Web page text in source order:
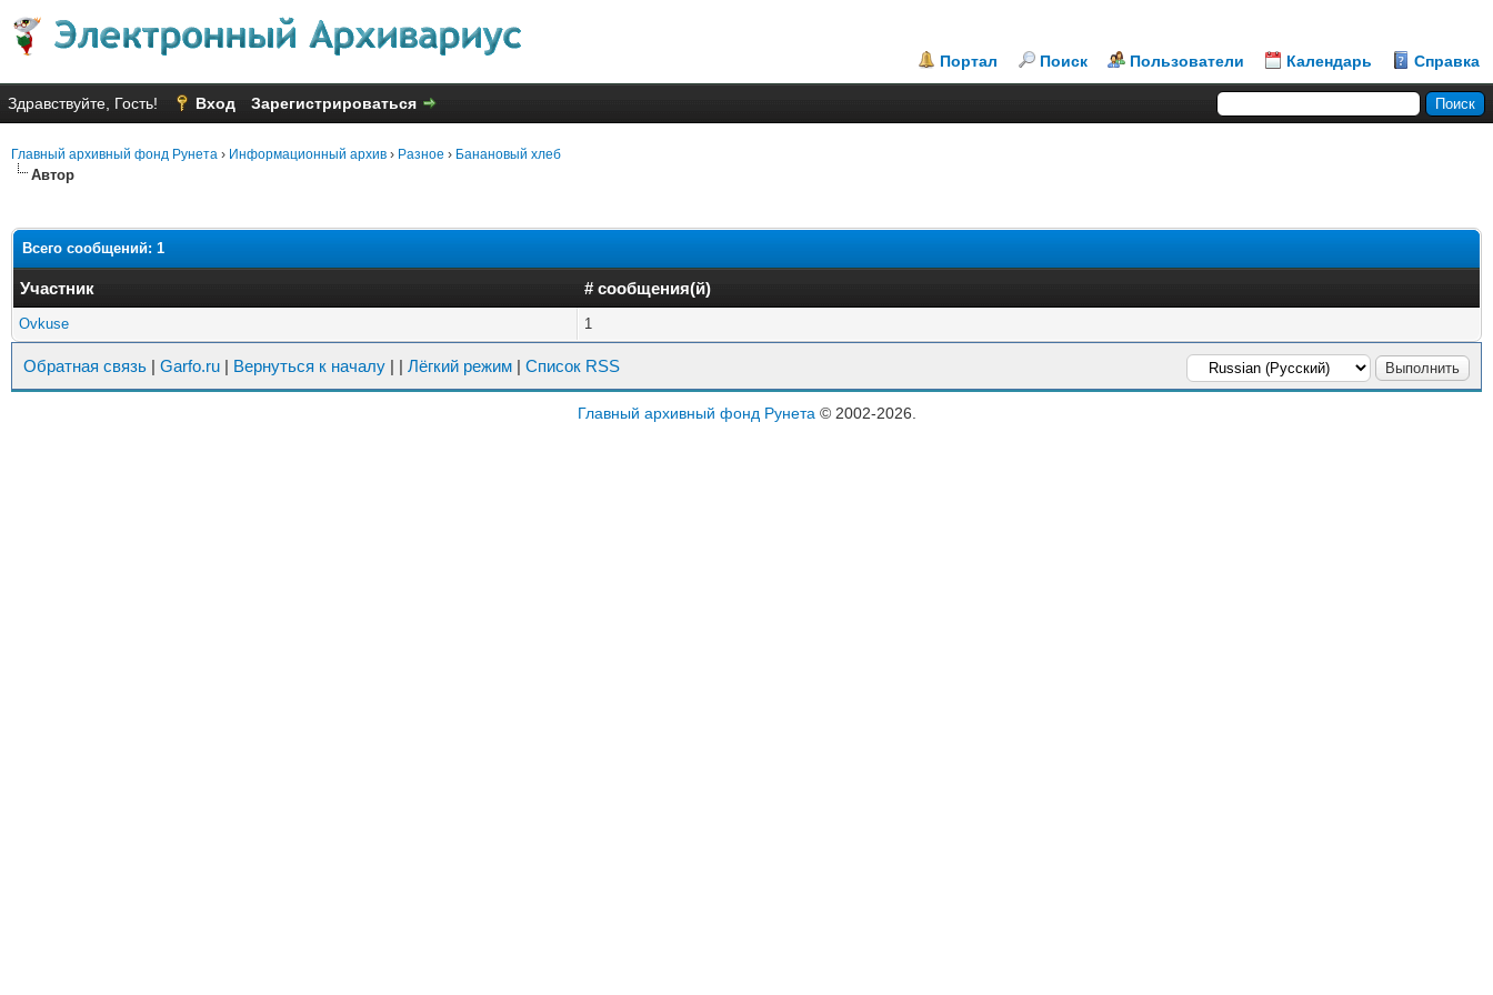
Портал Поиск Пользователи Календарь Справка
Здравствуйте, Гость! Вход Зарегистрироваться
Главный архивный фонд Рунета › Информационный архив › Разное › Банановый хлеб
Автор
Всего сообщений: 1
Участник # сообщения(й)
Ovkuse 1
Обратная связь | Garfo.ru | Вернуться к началу | | Лёгкий режим | Список RSS
Главный архивный фонд Рунета © 2002-2026.